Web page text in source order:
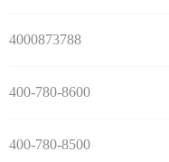
4000873788
400-780-8600
400-780-8500